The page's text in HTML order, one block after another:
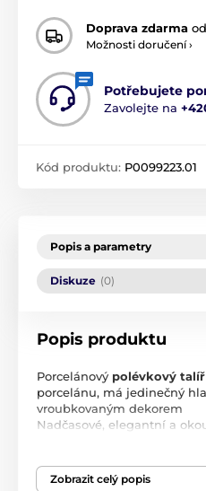
Doprava zdarma od
Možnosti doručení ›
Potřebujete
Zavolejte na
Kód produktu: P0099223.01
Popis a parametry
Diskuze (0)
Popis produktu
Porcelánový polévkový talíř
porcelánu, má jedinečný
vroubkovaným dekorem
Nadčasové, elegantní a
Rozměry : průměr: Ø 23 cm,
Zobrazit celý popis